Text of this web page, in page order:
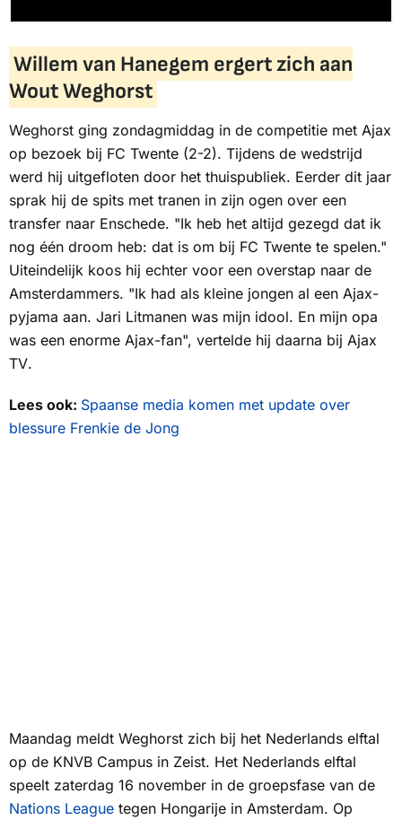
Willem van Hanegem ergert zich aan
Wout Weghorst
Weghorst ging zondagmiddag in de competitie met Ajax
op bezoek bij FC Twente (2-2). Tijdens de wedstrijd
werd hij uitgefloten door het thuispubliek. Eerder dit jaar
sprak hij de spits met tranen in zijn ogen over een
transfer naar Enschede. "Ik heb het altijd gezegd dat ik
nog één droom heb: dat is om bij FC Twente te spelen."
Uiteindelijk koos hij echter voor een overstap naar de
Amsterdammers. "Ik had als kleine jongen al een Ajax-
pyjama aan. Jari Litmanen was mijn idool. En mijn opa
was een enorme Ajax-fan", vertelde hij daarna bij Ajax
TV.
Lees ook: Spaanse media komen met update over
blessure Frenkie de Jong
Maandag meldt Weghorst zich bij het Nederlands elftal
op de KNVB Campus in Zeist. Het Nederlands elftal
speelt zaterdag 16 november in de groepsfase van de
Nations League tegen Hongarije in Amsterdam. Op